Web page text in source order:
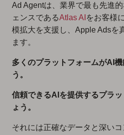
Ad Agentは、業界で最も先進
ェンスであるAtlas AI をお客様
模拡大を支援し、Apple Adsを
ます。
多くのプラットフォームがAI
う。
信頼できるAIを提供するプラ
ょう。
それには正確なデータと深い